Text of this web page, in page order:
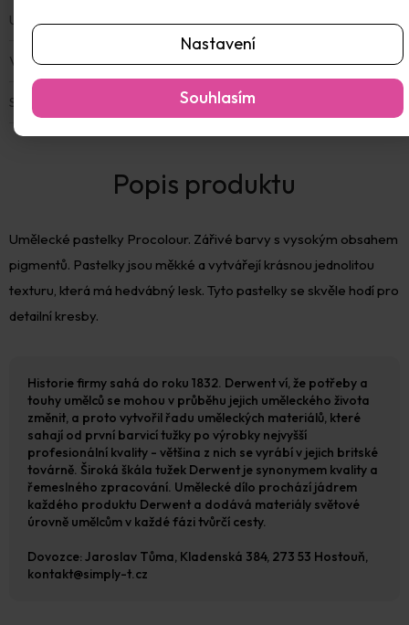
Nastavení
Souhlasím
Umělecké pastelky Procolour. Zářivé barvy s vysokým obsahem
pigmentů. Pastelky jsou měkké a vytvářejí krásnou jednolitou
texturu, která má hedvábný lesk. Tyto pastelky se skvěle hodí pro
detailní kresby.
Umělecké
Voskovky: ne
Sada
Historie firmy sahá do roku 1832. Derwent ví, že potřeby a
touhy umělců se mohou v průběhu jejich uměleckého života
změnit, a proto vytvořil řadu uměleckých materiálů, které
sahají od první barvicí tužky po výrobky nejvyšší
profesionální kvality - většina z nich se vyrábí v jejich britské
továrně. Široká škála tužek Derwent je synonymem kvality a
řemeslného zpracování. Umělecké dílo prochází jádrem
každého produktu Derwent a dodává materiály světové
úrovně umělcům v každé fázi tvůrčí cesty.
Dovozce: Jaroslav Tůma, Kladenská 384, 273 53 Hostouň,
kontakt@simply-t.cz